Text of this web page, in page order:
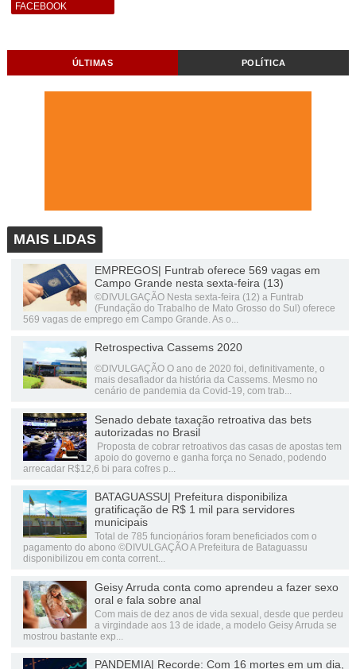
FACEBOOK
ÚLTIMAS POLÍTICA
MAIS LIDAS
EMPREGOS| Funtrab oferece 569 vagas em
Campo Grande nesta sexta-feira (13)
©DIVULGAÇÃO Nesta sexta-feira (12) a Funtrab
(Fundação do Trabalho de Mato Grosso do Sul) oferece
569 vagas de emprego em Campo Grande. As o...
Retrospectiva Cassems 2020
©DIVULGAÇÃO O ano de 2020 foi, definitivamente, o
mais desafiador da história da Cassems. Mesmo no
cenário de pandemia da Covid-19, com trab...
Senado debate taxação retroativa das bets
autorizadas no Brasil
Proposta de cobrar retroativos das casas de apostas tem
apoio do governo e ganha força no Senado, podendo
arrecadar R$12,6 bi para cofres p...
BATAGUASSU| Prefeitura disponibiliza
gratificação de R$ 1 mil para servidores
municipais
Total de 785 funcionários foram beneficiados com o
pagamento do abono ©DIVULGAÇÃO A Prefeitura de Bataguassu
disponibilizou em conta corrent...
Geisy Arruda conta como aprendeu a fazer sexo
oral e fala sobre anal
Com mais de dez anos de vida sexual, desde que perdeu
a virgindade aos 13 de idade, a modelo Geisy Arruda se
mostrou bastante exp...
PANDEMIA| Recorde: Com 16 mortes em um dia,